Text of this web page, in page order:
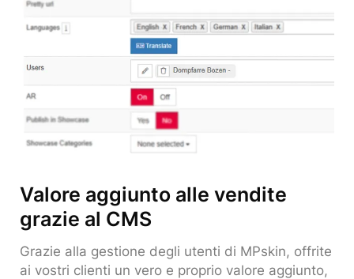
Valore aggiunto alle vendite
grazie al CMS
Grazie alla gestione degli utenti di MPskin, offrite
ai vostri clienti un vero e proprio valore aggiunto,